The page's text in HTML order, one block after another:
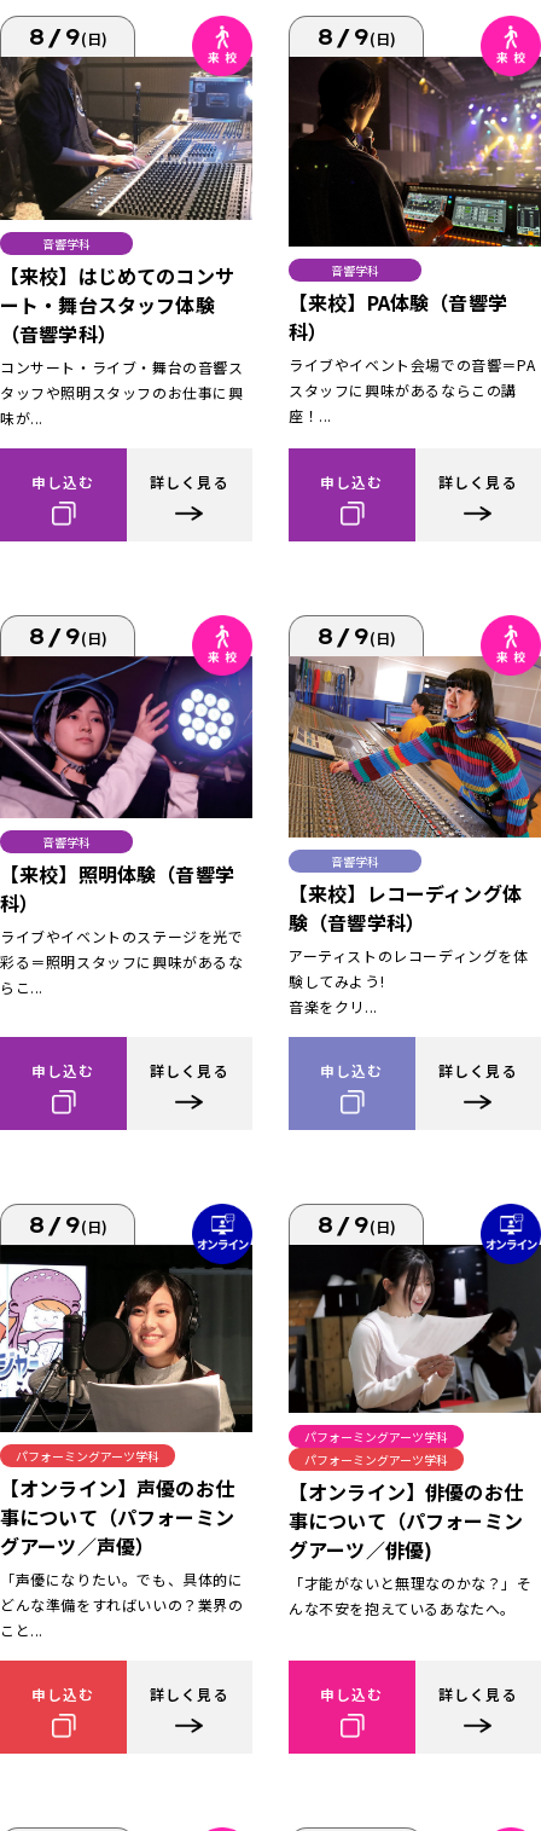
8/9(日)
音響学科
【来校】はじめてのコンサ
ート・舞台スタッフ体験
（音響学科）
コンサート・ライブ・舞台の音響ス
タッフや照明スタッフのお仕事に興
味が...
申し込む 詳しく見る
8/9(日)
音響学科
【来校】PA体験（音響学
科）
ライブやイベント会場での音響＝PA
スタッフに興味があるならこの講
座！...
申し込む 詳しく見る
8/9(日)
音響学科
【来校】照明体験（音響学
科）
ライブやイベントのステージを光で
彩る＝照明スタッフに興味があるな
らこ...
申し込む 詳しく見る
8/9(日)
音響学科
【来校】レコーディング体
験（音響学科）
アーティストのレコーディングを体
験してみよう!
音楽をクリ...
申し込む 詳しく見る
8/9(日)
パフォーミングアーツ学科
【オンライン】声優のお仕
事について（パフォーミン
グアーツ／声優）
「声優になりたい。でも、具体的に
どんな準備をすればいいの？業界の
こと...
申し込む 詳しく見る
8/9(日)
パフォーミングアーツ学科
パフォーミングアーツ学科
【オンライン】俳優のお仕
事について（パフォーミン
グアーツ／俳優)
「才能がないと無理なのかな？」そ
んな不安を抱えているあなたへ。
申し込む 詳しく見る